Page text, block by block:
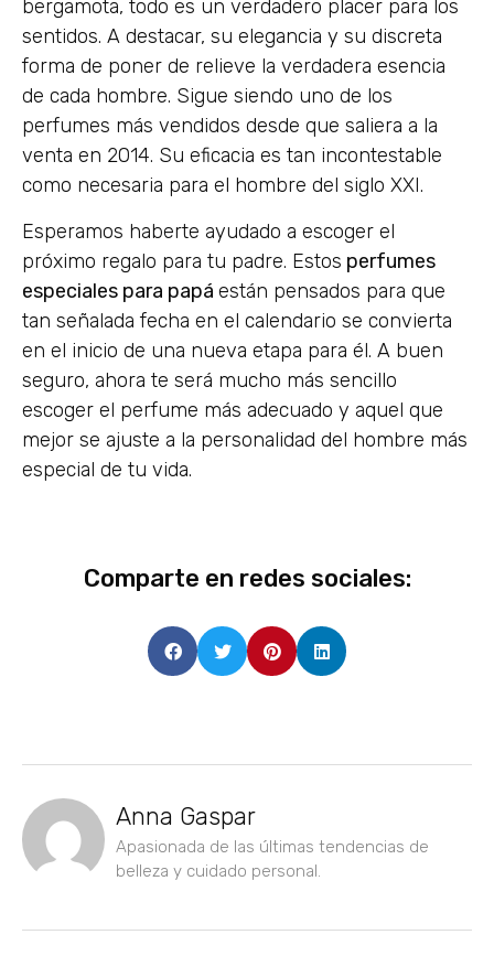
bergamota, todo es un verdadero placer para los
sentidos. A destacar, su elegancia y su discreta
forma de poner de relieve la verdadera esencia
de cada hombre. Sigue siendo uno de los
perfumes más vendidos desde que saliera a la
venta en 2014. Su eficacia es tan incontestable
como necesaria para el hombre del siglo XXI.
Esperamos haberte ayudado a escoger el
próximo regalo para tu padre. Estos perfumes
especiales para papá están pensados para que
tan señalada fecha en el calendario se convierta
en el inicio de una nueva etapa para él. A buen
seguro, ahora te será mucho más sencillo
escoger el perfume más adecuado y aquel que
mejor se ajuste a la personalidad del hombre más
especial de tu vida.
Comparte en redes sociales:
Anna Gaspar
Apasionada de las últimas tendencias de
belleza y cuidado personal.